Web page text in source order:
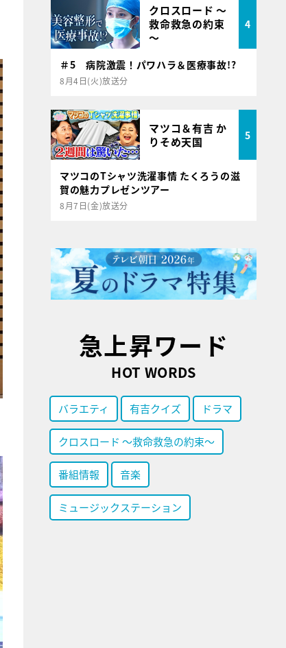
クロスロード ～
救命救急の約束
～
4
＃5 病院激震！パワハラ＆医療事故!?
8月4日(火)放送分
マツコ＆有吉 か
りそめ天国
5
マツコのTシャツ洗濯事情 たくろうの滋
賀の魅力プレゼンツアー
8月7日(金)放送分
急上昇ワード
HOT WORDS
バラエティ 有吉クイズ ドラマ
クロスロード ～救命救急の約束～
番組情報 音楽
ミュージックステーション